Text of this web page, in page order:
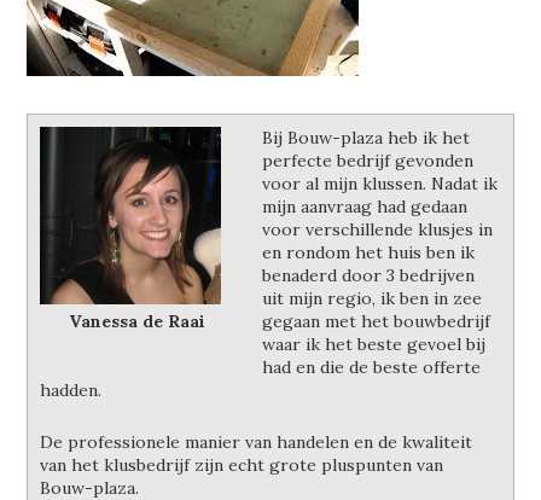
Vanessa de Raai
Bij Bouw-plaza heb ik het
perfecte bedrijf gevonden
voor al mijn klussen. Nadat ik
mijn aanvraag had gedaan
voor verschillende klusjes in
en rondom het huis ben ik
benaderd door 3 bedrijven
uit mijn regio, ik ben in zee
gegaan met het bouwbedrijf
waar ik het beste gevoel bij
had en die de beste offerte
hadden.
De professionele manier van handelen en de kwaliteit
van het klusbedrijf zijn echt grote pluspunten van
Bouw-plaza.